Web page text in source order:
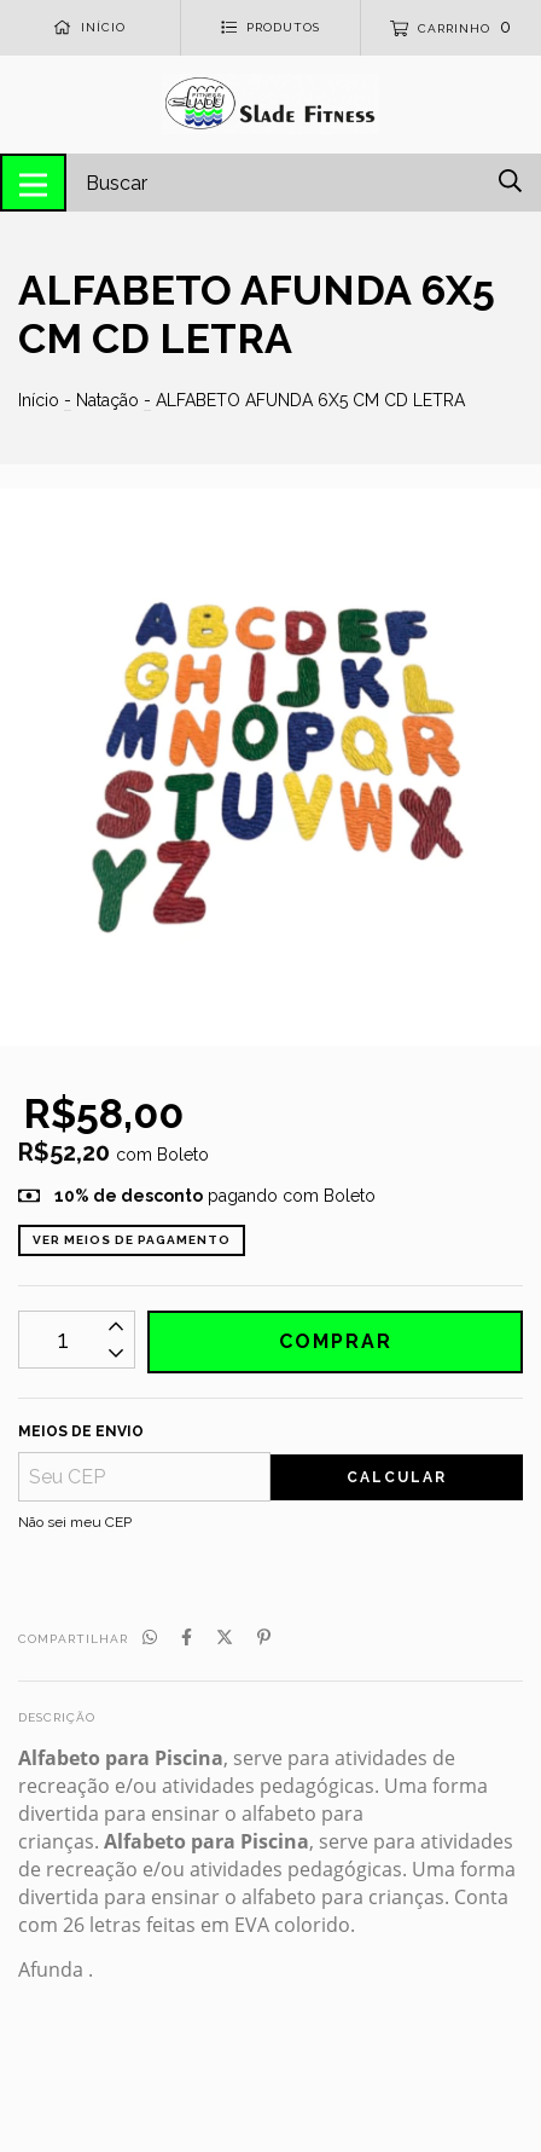
INÍCIO PRODUTOS CARRINHO 0
ALFABETO AFUNDA 6X5
CM CD LETRA
Início - Natação - ALFABETO AFUNDA 6X5 CM CD LETRA
R$58,00
R$52,20 com Boleto
10% de descontopagando com Boleto
VER MEIOS DE PAGAMENTO
MEIOS DE ENVIO
CALCULAR
Não sei meu CEP
COMPARTILHAR
DESCRIÇÃO
Alfabeto para Piscina, serve para atividades de
recreação e/ou atividades pedagógicas. Uma forma
divertida para ensinar o alfabeto para
crianças. Alfabeto para Piscina, serve para atividades
de recreação e/ou atividades pedagógicas. Uma forma
divertida para ensinar o alfabeto para crianças. Conta
com 26 letras feitas em EVA colorido.
Afunda .